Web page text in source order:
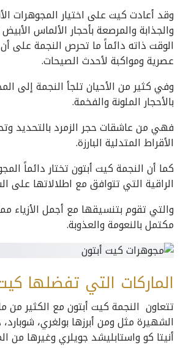
وقد أعادت كيت على اختيار المجوهرات
والجذابة والمرصعة بأحجار الألماس
الوقت ذاته دائماً ما تحرص النجمة على
عصرية ومواكبة لأحدث الصيحات.
وفي كثير من الأحيان تلجأ النجمة إلى
بالأحجار الملونة والفخمة.
فهي من عاشقات حجر الزمرد بالتحديد
الأقراط المتدلية البارزة.
كما أن النجمة كيت أبتون تختار دائماً
الراقية التي تتوافق مع اطلالاتها على
والتي تقوم بتنسيقها مع أجمل الأزياء
مكتمل بالنعومة والعذوبة.
الماركات التي تفضلها
تتعاون النجمة كيت أبتون مع الكثير من
الشهيرة مثل ومن أبرزها بولغري، شوبارد،
أنيتا كو واستابليشد جويلري وغيرها من